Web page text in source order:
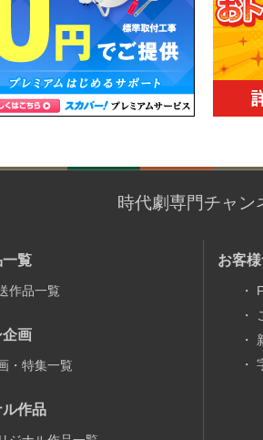
時代劇専門チャン
一覧
作品一覧
企画
・特集一覧
作品
お客
・
・
・
・